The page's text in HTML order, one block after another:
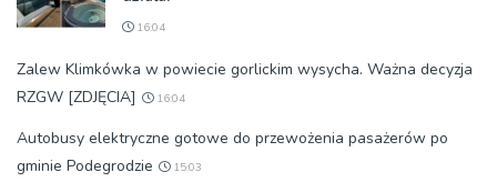
16:04
Zalew Klimkówka w powiecie gorlickim wysycha. Ważna decyzja
RZGW [ZDJĘCIA]
16:04
Autobusy elektryczne gotowe do przewożenia pasażerów po
gminie Podegrodzie
15:03